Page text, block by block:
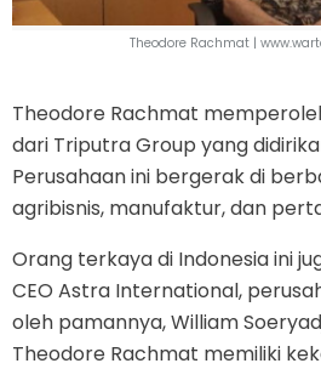
Theodore Rachmat |
Theodore Rachmat
dari Triputra Group yang
Perusahaan ini bergerak di
agribisnis, manufaktur, dan
Orang terkaya di Indonesia ini
CEO Astra International,
oleh pamannya, William
Theodore Rachmat memiliki